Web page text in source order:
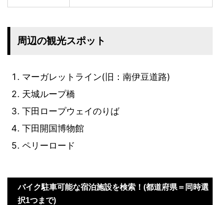
周辺の観光スポット
マーガレットライン(旧：南伊豆道路)
天城ループ橋
下田ロープウェイのりば
下田開国博物館
ペリーロード
バイク駐車可能な宿泊施設を検索！(都道府県＝同時選
択1つまで)